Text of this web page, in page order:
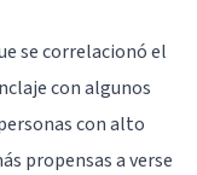
se correlacionó el
con algunos
con alto
propensas a verse